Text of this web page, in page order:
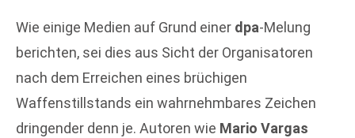
Wie einige Medien auf Grund einer dpa-Melung
berichten, sei dies aus Sicht der Organisatoren
nach dem Erreichen eines brüchigen
Waffenstillstands ein wahrnehmbares Zeichen
dringender denn je. Autoren wie Mario Vargas